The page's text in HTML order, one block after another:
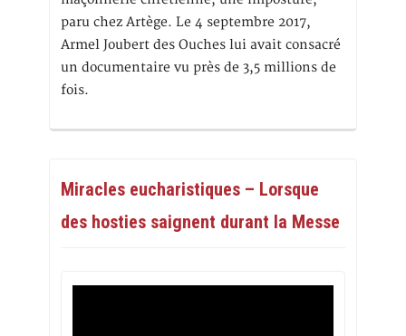
paru chez Artège. Le 4 septembre 2017,
Armel Joubert des Ouches lui avait consacré
un documentaire vu près de 3,5 millions de
fois.
Miracles eucharistiques – Lorsque
des hosties saignent durant la Messe